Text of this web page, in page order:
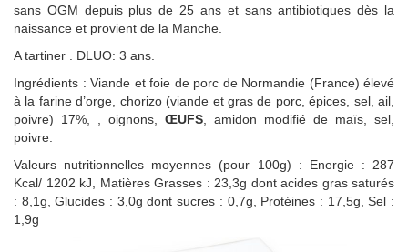
sans OGM depuis plus de 25 ans et sans antibiotiques dès la
naissance et provient de la Manche.
A tartiner . DLUO: 3 ans.
Ingrédients : Viande et foie de porc de Normandie (France) élevé
à la farine d’orge, chorizo (viande et gras de porc, épices, sel, ail,
poivre) 17%, , oignons, ŒUFS , amidon modifié de maïs, sel,
poivre.
Valeurs nutritionnelles moyennes (pour 100g) : Energie : 287
Kcal/ 1202 kJ, Matières Grasses : 23,3g dont acides gras saturés
: 8,1g, Glucides : 3,0g dont sucres : 0,7g, Protéines : 17,5g, Sel :
1,9g